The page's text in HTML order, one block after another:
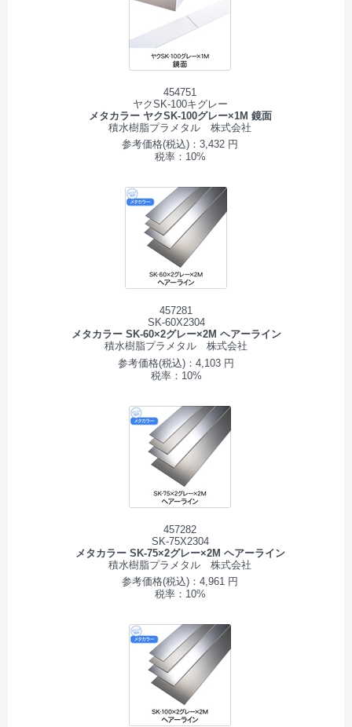
454751
ヤクSK-100キグレー
メタカラー ヤクSK-100グレー×1M 鏡面
積水樹脂プラメタル 株式会社
参考価格(税込)：3,432 円
税率：10%
457281
SK-60X2304
メタカラー SK-60×2グレー×2M ヘアーライン
積水樹脂プラメタル 株式会社
参考価格(税込)：4,103 円
税率：10%
457282
SK-75X2304
メタカラー SK-75×2グレー×2M ヘアーライン
積水樹脂プラメタル 株式会社
参考価格(税込)：4,961 円
税率：10%